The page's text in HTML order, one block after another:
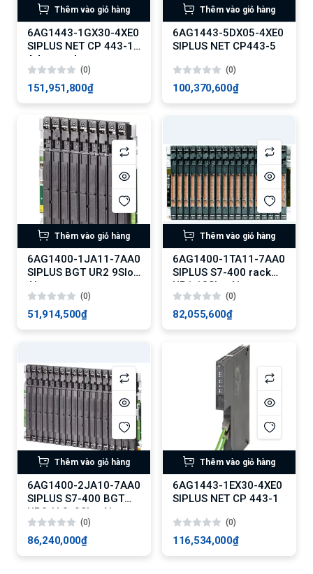
Thêm vào giỏ hàng
6AG1443-1GX30-4XE0
SIPLUS NET CP 443-1
Advanced
(0)
151,951,800₫
Thêm vào giỏ hàng
6AG1443-5DX05-4XE0
SIPLUS NET CP443-5
(0)
100,370,600₫
Thêm vào giỏ hàng
6AG1400-1JA11-7AA0
SIPLUS BGT UR2 9Slot
Alu
(0)
51,914,500₫
Thêm vào giỏ hàng
6AG1400-1TA11-7AA0
SIPLUS S7-400 rack
UR1 18Slot Alu
(0)
82,055,600₫
Thêm vào giỏ hàng
6AG1400-2JA10-7AA0
SIPLUS S7-400 BGT
UR2-H 2x9Slot Alu
(0)
86,240,000₫
Thêm vào giỏ hàng
6AG1443-1EX30-4XE0
SIPLUS NET CP 443-1
(0)
116,534,000₫